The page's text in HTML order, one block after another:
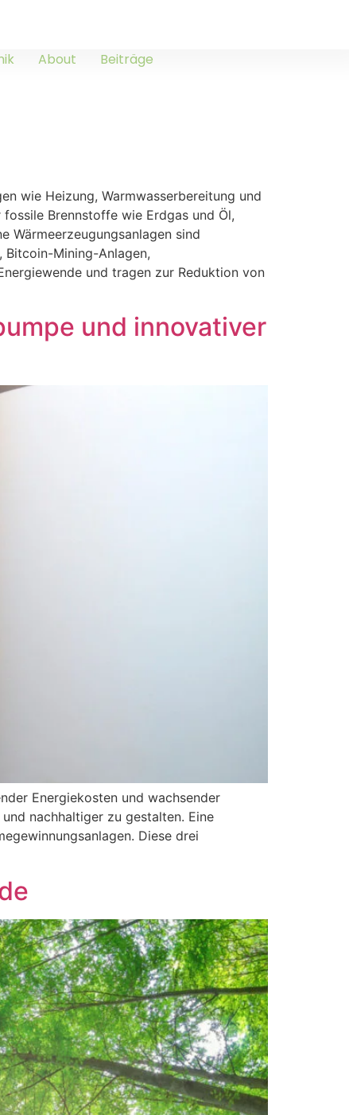
About Beiträge
wie Heizung, Warmwasserbereitung und
Brennstoffe wie Erdgas und Öl,
Wärmeerzeugungsanlagen sind
Mining-Anlagen,
und tragen zur Reduktion von
und innovativer
Energiekosten und wachsender
nachhaltiger zu gestalten. Eine
Diese drei